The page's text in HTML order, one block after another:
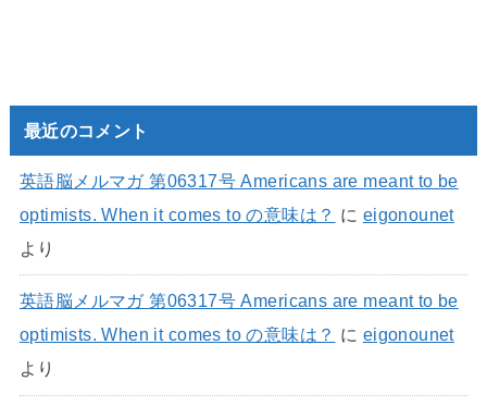
最近のコメント
英語脳メルマガ 第06317号 Americans are meant to be
optimists. When it comes to の意味は？ に eigonounet
より
英語脳メルマガ 第06317号 Americans are meant to be
optimists. When it comes to の意味は？ に eigonounet
より